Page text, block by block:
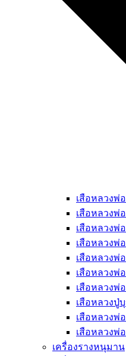
เสือหลวงพ่
เสือหลวงพ่
เสือหลวงพ่
เสือหลวงพ่
เสือหลวงพ่
เสือหลวงพ่
เสือหลวงพ่
เสือหลวงปู่
เสือหลวงพ่
เสือหลวงพ่
เครื่องรางหนุมาน